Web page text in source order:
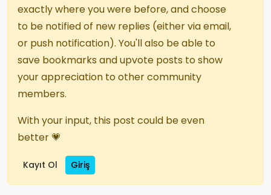
exactly where you were before, and choose
to be notified of new replies (either via email,
or push notification). You'll also be able to
save bookmarks and upvote posts to show
your appreciation to other community
members.
With your input, this post could be even
better 💗
Kayıt Ol Giriş